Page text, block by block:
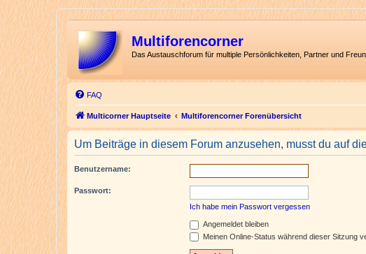
Multiforencorner
Das Austauschforum für multiple Persönlichkeiten, Partner und
FAQ
Multicorner Hauptseite Multiforencorner Forenübersicht
Um Beiträge in diesem Forum anzusehen, musst du auf
Benutzername:
Passwort:
Ich habe mein Passwort vergessen
Angemeldet bleiben
Meinen Online-Status während dieser Sitzung